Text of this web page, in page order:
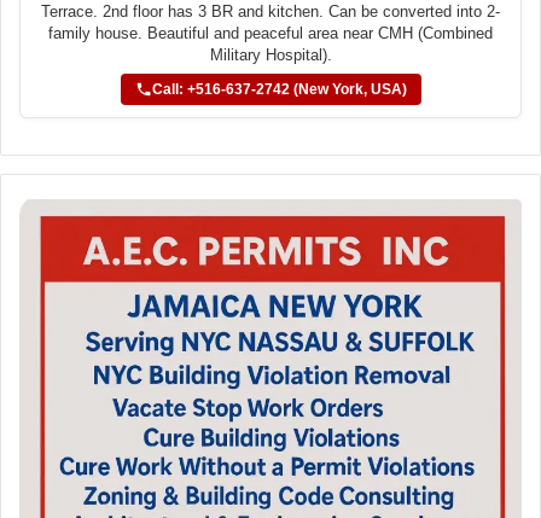
Terrace. 2nd floor has 3 BR and kitchen. Can be converted into 2-
family house. Beautiful and peaceful area near CMH (Combined
Military Hospital).
Call: +516-637-2742 (New York, USA)